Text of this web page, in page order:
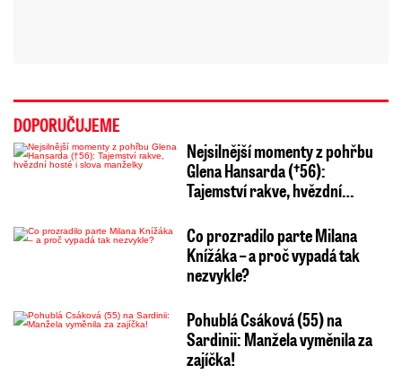
DOPORUČUJEME
Nejsilnější momenty z pohřbu
Glena Hansarda (†56):
Tajemství rakve, hvězdní…
Co prozradilo parte Milana
Knížáka – a proč vypadá tak
nezvykle?
Pohublá Csáková (55) na
Sardinii: Manžela vyměnila za
zajíčka!